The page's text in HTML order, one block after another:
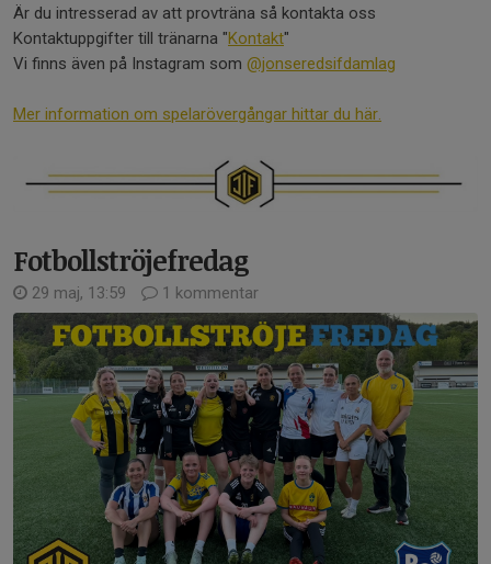
Är du intresserad av att provträna så kontakta oss
Kontaktuppgifter till tränarna "Kontakt"
Vi finns även på Instagram som @jonseredsifdamlag
Mer information om spelarövergångar hittar du här.
Fotbollströjefredag
29 maj, 13:59 1 kommentar